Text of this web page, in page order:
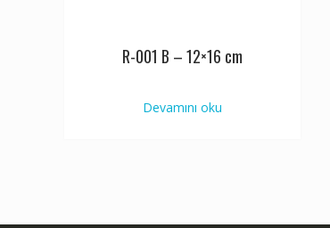
R-001 B – 12×16 cm
Devamını oku